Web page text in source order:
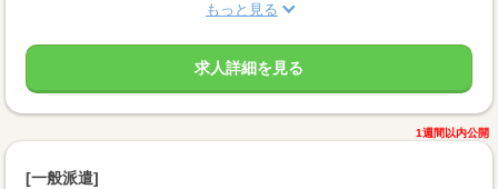
もっと見る
求人詳細を見る
1週間以内公開
[一般派遣]